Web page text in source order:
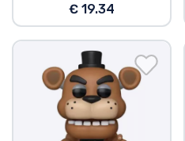
€ 19.34
Zoradiť podľa športu
Zoradiť podľa hudby
Typy výrobkov